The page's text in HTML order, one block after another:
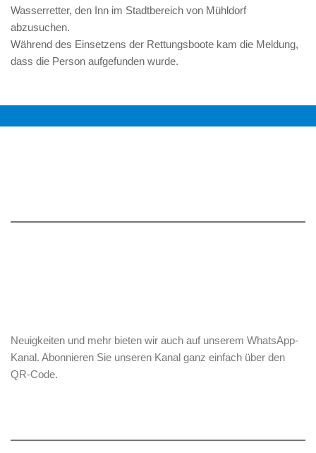
Wasserretter, den Inn im Stadtbereich von Mühldorf
abzusuchen.
Während des Einsetzens der Rettungsboote kam die Meldung,
dass die Person aufgefunden wurde.
Neuigkeiten und mehr bieten wir auch auf unserem WhatsApp-
Kanal. Abonnieren Sie unseren Kanal ganz einfach über den
QR-Code.